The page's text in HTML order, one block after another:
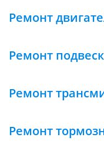
Ремонт
Ремонт
Ремонт
Ремонт